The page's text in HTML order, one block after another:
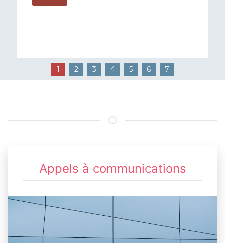
1 2 3 4 5 6 7
Appels à communications